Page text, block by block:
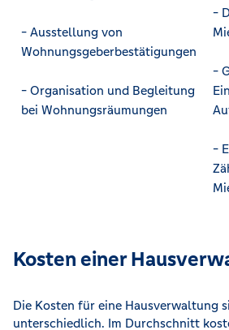
- Ausstellung von
Wohnungsgeberbestätigungen
- Organisation und Begleitung
bei Wohnungsräumungen
-
-
-
Kosten einer
Die Kosten für eine Hausverwaltung
unterschiedlich. Im Durchschnitt